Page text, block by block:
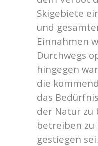
Skigebiete
und
Einnahmen
Durchwegs
hingegen
die
das
der Natur zu
betreiben zu
gestiegen